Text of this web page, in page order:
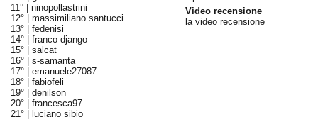
11° | ninopollastrini
12° | massimiliano santucci
13° | fedenisi
14° | franco django
15° | salcat
16° | s-samanta
17° | emanuele27087
18° | fabiofeli
19° | denilson
20° | francesca97
21° |
luciano sibio
Video recensione
la video recensione